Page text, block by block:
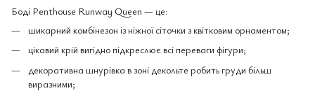
Боді Penthouse Runway Queen — це:
шикарний комбінезон із ніжної сіточки з квітковим орнаментом;
цікавий крій вигідно підкреслює всі переваги фігури;
декоративна шнурівка в зоні декольте робить груди більш
виразними;